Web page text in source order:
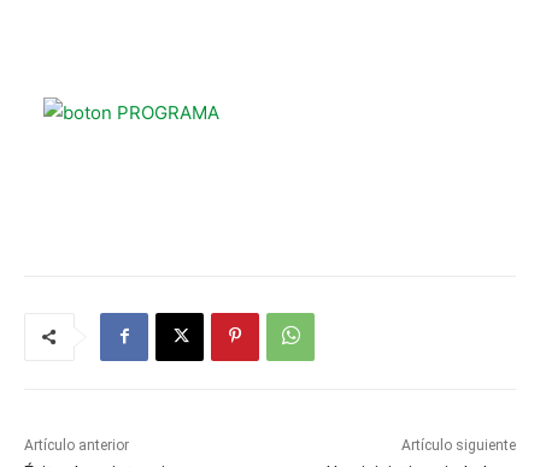
Artículo anterior Artículo siguiente